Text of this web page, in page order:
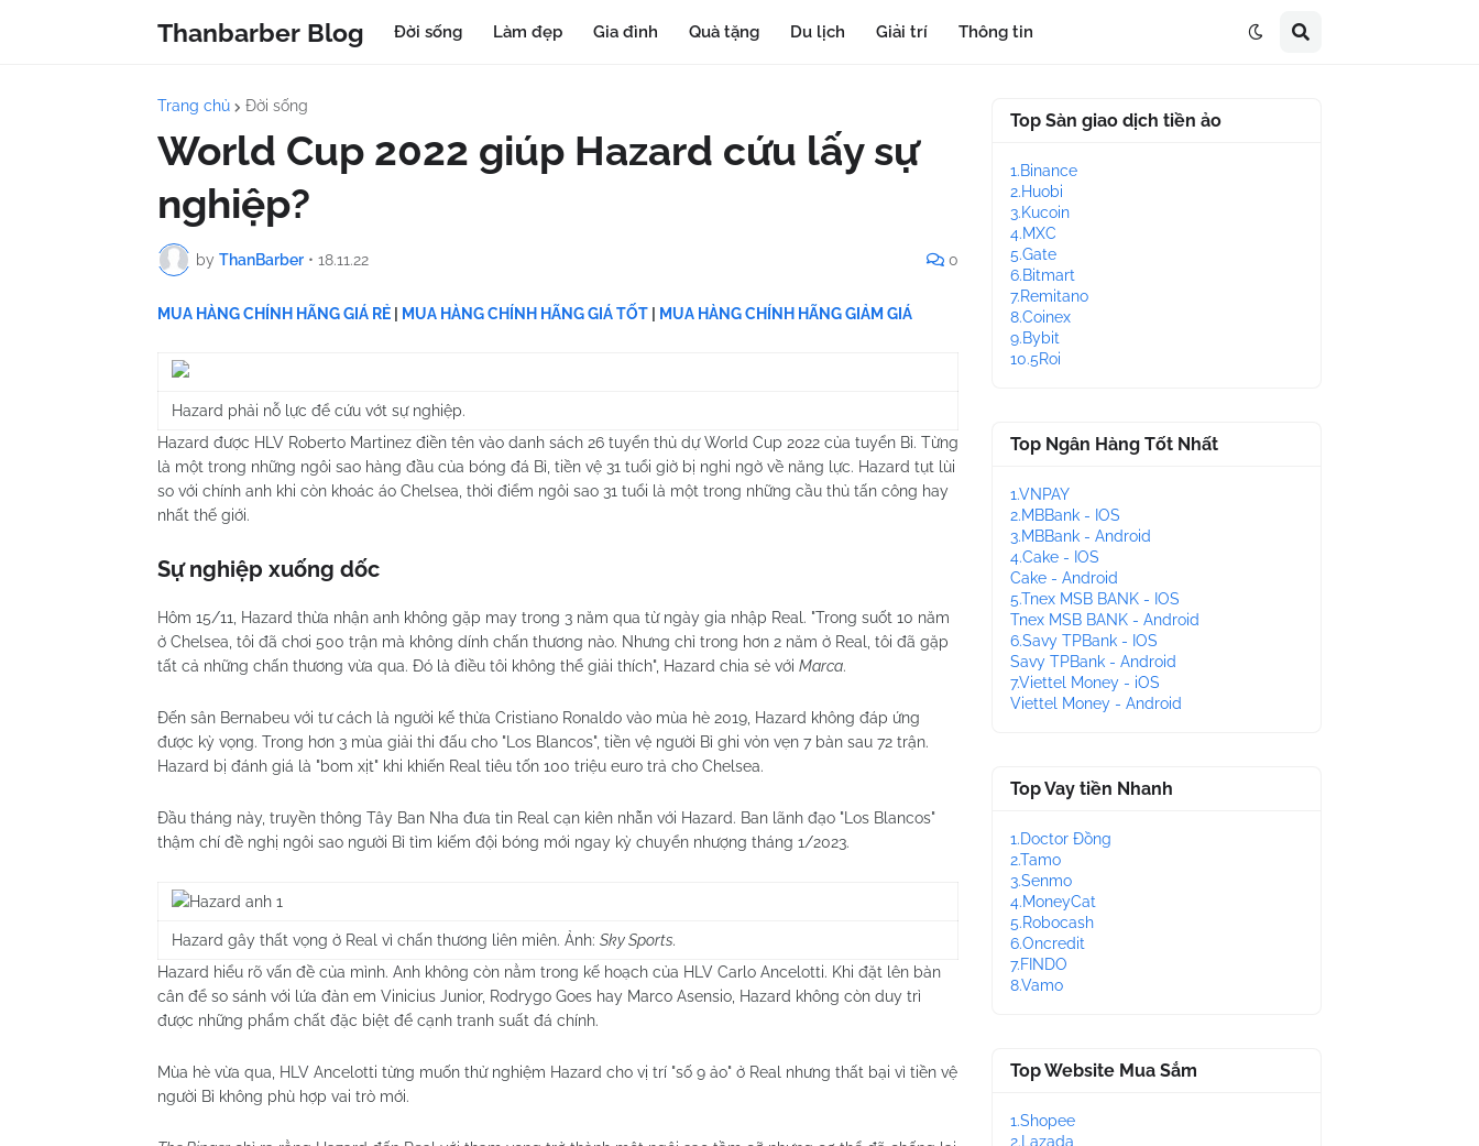
Thanbarber Blog Đời sống Làm đẹp Gia đình Quà tặng Du lịch Giải trí Thông tin
Trang chủ Đời sống
World Cup 2022 giúp Hazard cứu lấy sự
nghiệp?
by ThanBarber • 18.11.22 0
MUA HÀNG CHÍNH HÃNG GIÁ RẺ MUA HÀNG CHÍNH HÃNG GIÁ TỐT MUA HÀNG CHÍNH HÃNG GIẢM GIÁ
Hazard phải nỗ lực để cứu vớt sự nghiệp.
Hazard được HLV Roberto Martinez điền tên vào danh sách 26 tuyển thủ dự World Cup 2022 của tuyển Bỉ. Từng
là một trong những ngôi sao hàng đầu của bóng đá Bỉ, tiền vệ 31 tuổi giờ bị nghi ngờ về năng lực. Hazard tụt lùi
so với chính anh khi còn khoác áo Chelsea, thời điểm ngôi sao 31 tuổi là một trong những cầu thủ tấn công hay
nhất thế giới.
Sự nghiệp xuống dốc
Hôm 15/11, Hazard thừa nhận anh không gặp may trong 3 năm qua từ ngày gia nhập Real. "Trong suốt 10 năm
ở Chelsea, tôi đã chơi 500 trận mà không dính chấn thương nào. Nhưng chỉ trong hơn 2 năm ở Real, tôi đã gặp
tất cả những chấn thương vừa qua. Đó là điều tôi không thể giải thích", Hazard chia sẻ với Marca.
Đến sân Bernabeu với tư cách là người kế thừa Cristiano Ronaldo vào mùa hè 2019, Hazard không đáp ứng
được kỳ vọng. Trong hơn 3 mùa giải thi đấu cho "Los Blancos", tiền vệ người Bỉ ghi vỏn vẹn 7 bàn sau 72 trận.
Hazard bị đánh giá là "bom xịt" khi khiến Real tiêu tốn 100 triệu euro trả cho Chelsea.
Đầu tháng này, truyền thông Tây Ban Nha đưa tin Real cạn kiên nhẫn với Hazard. Ban lãnh đạo "Los Blancos"
thậm chí đề nghị ngôi sao người Bỉ tìm kiếm đội bóng mới ngay kỳ chuyển nhượng tháng 1/2023.
Hazard gây thất vọng ở Real vì chấn thương liên miên. Ảnh: Sky Sports.
Hazard hiểu rõ vấn đề của mình. Anh không còn nằm trong kế hoạch của HLV Carlo Ancelotti. Khi đặt lên bàn
cân để so sánh với lứa đàn em Vinicius Junior, Rodrygo Goes hay Marco Asensio, Hazard không còn duy trì
được những phẩm chất đặc biệt để cạnh tranh suất đá chính.
Mùa hè vừa qua, HLV Ancelotti từng muốn thử nghiệm Hazard cho vị trí "số 9 ảo" ở Real nhưng thất bại vì tiền vệ
người Bỉ không phù hợp vai trò mới.
Top Sàn giao dịch tiền ảo
1.Binance
2.Huobi
3.Kucoin
4.MXC
5.Gate
6.Bitmart
7.Remitano
8.Coinex
9.Bybit
10.5Roi
Top Ngân Hàng Tốt Nhất
1.VNPAY
2.MBBank - IOS
3.MBBank - Android
4.Cake - IOS
Cake - Android
5.Tnex MSB BANK - IOS
Tnex MSB BANK - Android
6.Savy TPBank - IOS
Savy TPBank - Android
7.Viettel Money - iOS
Viettel Money - Android
Top Vay tiền Nhanh
1.Doctor Đồng
2.Tamo
3.Senmo
4.MoneyCat
5.Robocash
6.Oncredit
7.FINDO
8.Vamo
Top Website Mua Sắm
1.Shopee
2.Lazada